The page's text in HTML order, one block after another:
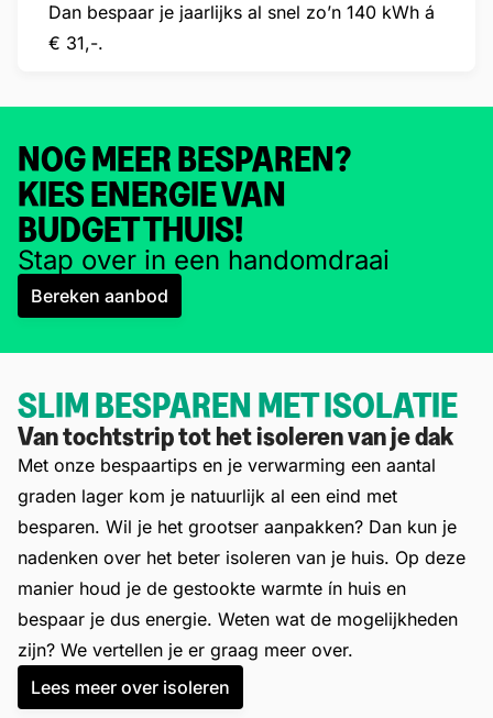
Dan bespaar je jaarlijks al snel zo’n 140 kWh á
€ 31,-.
NOG MEER BESPAREN?
KIES ENERGIE VAN
BUDGET THUIS!
Stap over in een handomdraai
Bereken aanbod
SLIM BESPAREN MET ISOLATIE
Van tochtstrip tot het isoleren van je dak
Met onze bespaartips en je verwarming een aantal
graden lager kom je natuurlijk al een eind met
besparen. Wil je het grootser aanpakken? Dan kun je
nadenken over het beter isoleren van je huis. Op deze
manier houd je de gestookte warmte ín huis en
bespaar je dus energie. Weten wat de mogelijkheden
zijn? We vertellen je er graag meer over.
Lees meer over isoleren